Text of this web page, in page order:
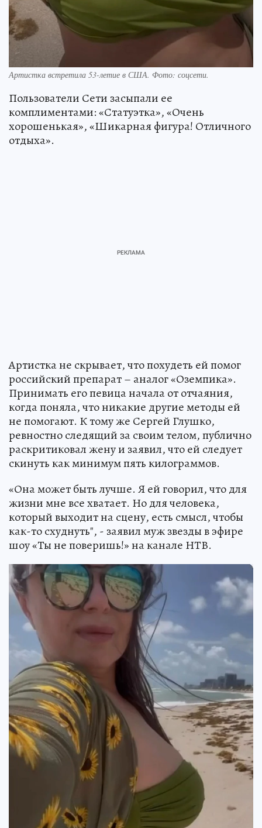
Артистка встретила 53-летие в США. Фото: соцсети.
Пользователи Сети засыпали ее
комплиментами: «Статуэтка», «Очень
хорошенькая», «Шикарная фигура! Отличного
отдыха».
Артистка не скрывает, что похудеть ей помог
российский препарат – аналог «Оземпика».
Принимать его певица начала от отчаяния,
когда поняла, что никакие другие методы ей
не помогают. К тому же Сергей Глушко,
ревностно следящий за своим телом, публично
раскритиковал жену и заявил, что ей следует
скинуть как минимум пять килограммов.
«Она может быть лучше. Я ей говорил, что для
жизни мне все хватает. Но для человека,
который выходит на сцену, есть смысл, чтобы
как-то схуднуть", - заявил муж звезды в эфире
шоу «Ты не поверишь!» на канале НТВ.